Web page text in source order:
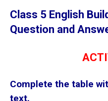
Class 5 English
Question and
Complete the table
text.